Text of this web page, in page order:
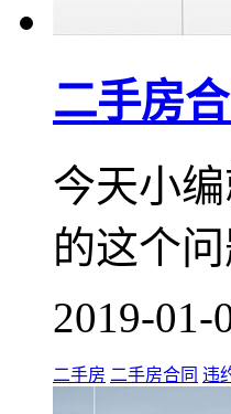
二手房
今天小
的这个问
2019-01-
二手房 二手房合同 违